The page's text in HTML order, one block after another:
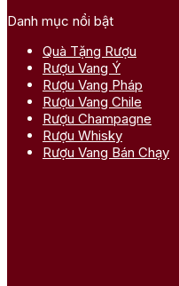
Danh mục nổi bật
Quà Tặng Rượu
Rượu Vang Ý
Rượu Vang Pháp
Rượu Vang Chile
Rượu Champagne
Rượu Whisky
Rượu Vang Bán Chạy